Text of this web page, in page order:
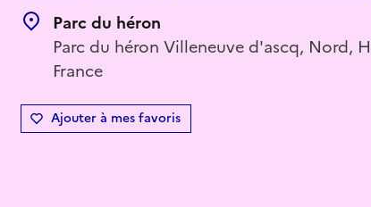
Parc du héron
Parc du héron Villeneuve d'ascq, Nord,
France
Ajouter à mes favoris